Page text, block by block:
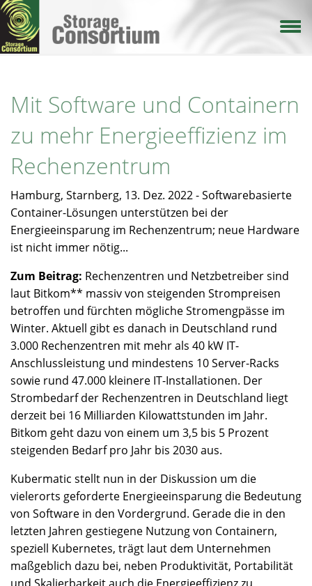
Direkt
zum
Inhalt
Mit Software und Containern
zu mehr Energieeffizienz im
Rechenzentrum
Hamburg, Starnberg, 13. Dez. 2022 - Softwarebasierte
Container-Lösungen unterstützen bei der
Energieeinsparung im Rechenzentrum; neue Hardware
ist nicht immer nötig...
Zum Beitrag: Rechenzentren und Netzbetreiber sind
laut Bitkom** massiv von steigenden Strompreisen
betroffen und fürchten mögliche Stromengpässe im
Winter. Aktuell gibt es danach in Deutschland rund
3.000 Rechenzentren mit mehr als 40 kW IT-
Anschlussleistung und mindestens 10 Server-Racks
sowie rund 47.000 kleinere IT-Installationen. Der
Strombedarf der Rechenzentren in Deutschland liegt
derzeit bei 16 Milliarden Kilowattstunden im Jahr.
Bitkom geht dazu von einem um 3,5 bis 5 Prozent
steigenden Bedarf pro Jahr bis 2030 aus.
Kubermatic stellt nun in der Diskussion um die
vielerorts geforderte Energieeinsparung die Bedeutung
von Software in den Vordergrund. Gerade die in den
letzten Jahren gestiegene Nutzung von Containern,
speziell Kubernetes, trägt laut dem Unternehmen
maßgeblich dazu bei, neben Produktivität, Portabilität